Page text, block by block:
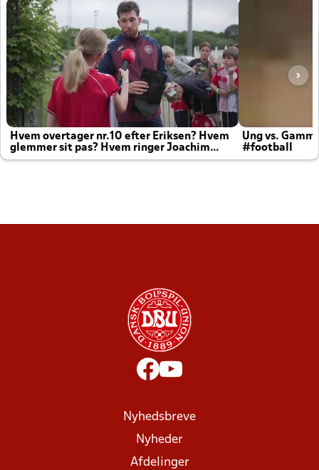
Hvem overtager nr.10 efter Eriksen? Hvem
glemmer sit pas? Hvem ringer Joachim
altid til efter kampe?
Ung vs.
#football
Nyhedsbreve
Nyheder
Afdelinger